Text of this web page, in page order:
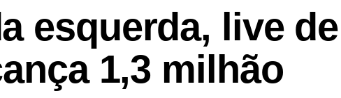
esquerda, live de
1,3 milhão